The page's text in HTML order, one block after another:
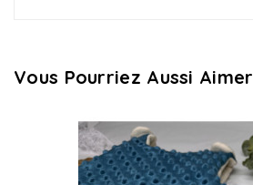
Vous Pourriez Aussi Aimer